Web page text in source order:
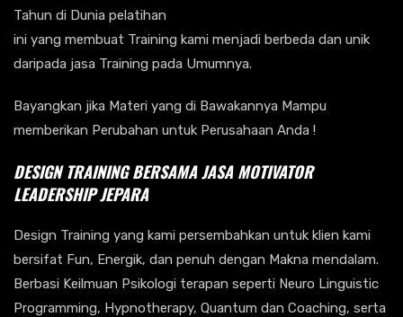
Tahun di Dunia pelatihan
ini yang membuat Training kami menjadi berbeda dan unik
daripada jasa Training pada Umumnya.
Bayangkan jika Materi yang di Bawakannya Mampu
memberikan Perubahan untuk Perusahaan Anda !
DESIGN TRAINING BERSAMAJASA MOTIVATOR
LEADERSHIP JEPARA
Design Training yang kami persembahkan untuk klien kami
bersifat Fun, Energik, dan penuh dengan Makna mendalam.
Berbasi Keilmuan Psikologi terapan seperti Neuro Linguistic
Programming, Hypnotherapy, Quantum dan Coaching, serta